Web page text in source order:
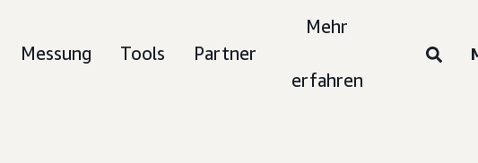
Messung Tools Partner
Mehr
erfahren